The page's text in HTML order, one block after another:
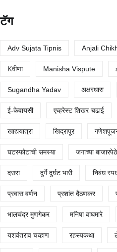
टॅग
Adv Sujata Tipnis Anjali
Kवीणा Manisha Vispute
Sugandha Yadav अक्षरधारा
ई-केवायसी एव्हरेस्ट शिखर चढाई
खाद्ययात्रा खिद्रापूर
घटस्फोटाची समस्या जगाच्या
दसरा दुर्गे दुर्घट भारी निबंध
प्रवास वर्णन प्रशांत दैठणकर
भालचंद्र मुणगेकर मनिषा वाघमारे
यशवंतराव चव्हाण रहस्यकथा